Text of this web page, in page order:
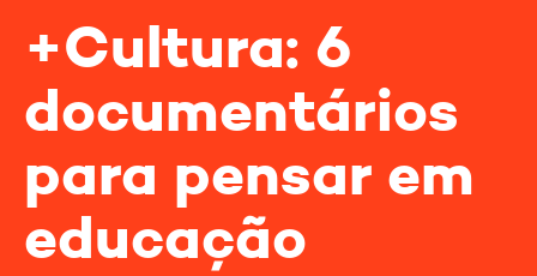
+Cultura: 6
documentários
para pensar em
educação